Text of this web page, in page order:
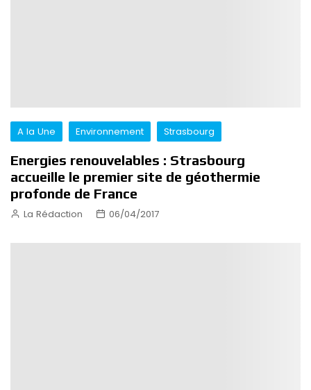
A la Une Environnement Strasbourg
Energies renouvelables : Strasbourg
accueille le premier site de géothermie
profonde de France
La Rédaction 06/04/2017